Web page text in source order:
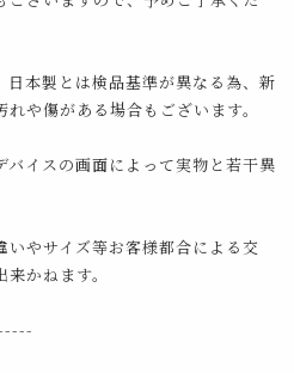
日本製とは検品基準が異なる為、新
や傷がある場合もございます。
バイスの画面によって実物と若干異
いやサイズ等お客様都合による交
かねます。